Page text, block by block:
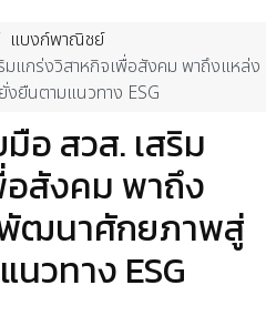
แบงก์พาณิชย์
แกร่งวิสาหกิจเพื่อสังคม พาถึงแหล่ง
ยืนตามแนวทาง ESG
อ สวส. เสริม
อสังคม พาถึง
ฒนาศักยภาพสู่
วทาง ESG